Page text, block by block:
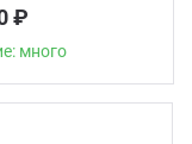
₽
много